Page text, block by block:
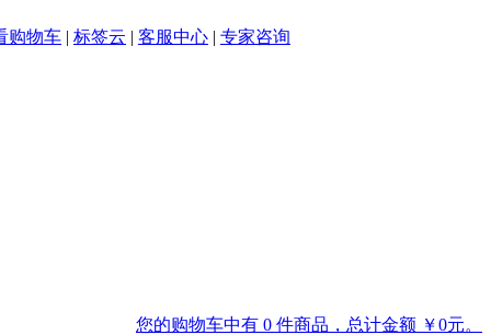
购物车 | 标签云 | 客服中心 | 专家咨询
您的购物车中有 0 件商品，总计金额 ￥0元。